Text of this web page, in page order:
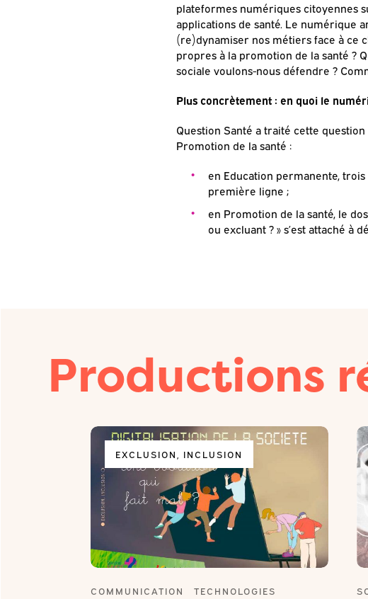
plateformes numériques citoyennes
applications de santé. Le numérique
(re)dynamiser nos métiers face à ce
propres à la promotion de la santé ?
sociale voulons-nous défendre ?
Plus concrètement : en quoi le
Question Santé a traité cette
Promotion de la santé :
en Education permanente,
première ligne ;
en Promotion de la santé, le
ou excluant ? » s’est attaché à
Productions
EXCLUSION, INCLUSION
COMMUNICATION TECHNOLOGIES